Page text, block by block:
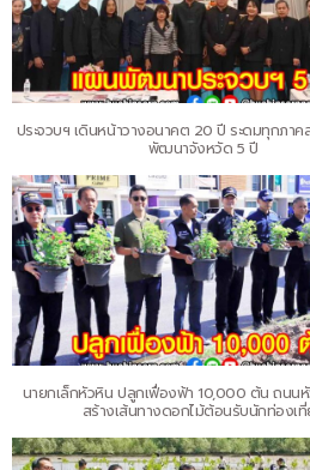
ประจวบฯ เดินหน้าวางอนาคต 20 ปี ระดมทุกภา
พัฒนาจังหวัด 5 ปี
นายกเล็กหัวหิน ปลูกเฟื่องฟ้า 10,000 ต้น ถนน
สร้างเส้นทางดอกไม้ต้อนรับนักท่องเ